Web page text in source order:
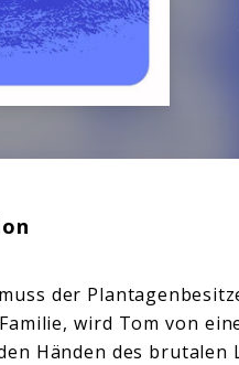
der
wird Tom von
Händen des brutalen